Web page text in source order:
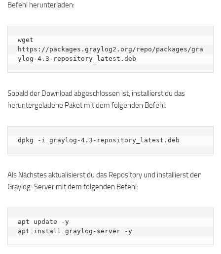
Befehl herunterladen:
wget
https://packages.graylog2.org/repo/packages/gra
ylog-4.3-repository_latest.deb
Sobald der Download abgeschlossen ist, installierst du das
heruntergeladene Paket mit dem folgenden Befehl:
dpkg -i graylog-4.3-repository_latest.deb
Als Nächstes aktualisierst du das Repository und installierst den
Graylog-Server mit dem folgenden Befehl:
apt update -y
apt install graylog-server -y